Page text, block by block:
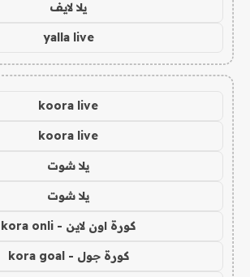
يلا لايف
yalla live
koora live
koora live
يلا شوت
يلا شوت
كورة اون لاين - kora onli
كورة جول - kora goal